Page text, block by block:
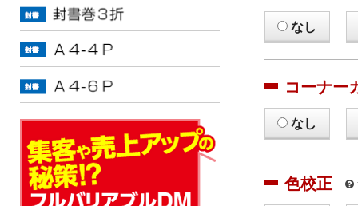
なし
コーナー
なし
色校正